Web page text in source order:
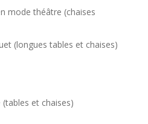
mode théâtre (chaises
(longues tables et chaises)
et chaises)